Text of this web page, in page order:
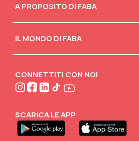
A PROPOSITO DI FABA
La nostra mission
Faba in classe
IL MONDO DI FABA
Attività creative
FABA•BLOG
CONNETTITI CON NOI
SCARICA LE APP